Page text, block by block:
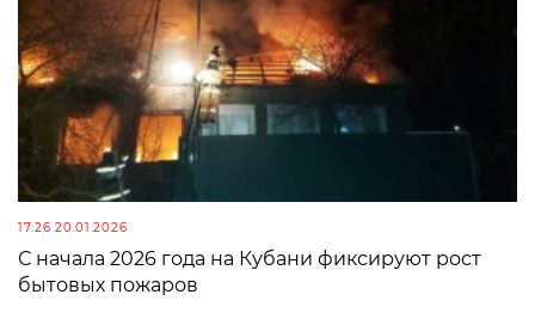
17:26 20.01.2026
С начала 2026 года на Кубани фиксируют рост
бытовых пожаров